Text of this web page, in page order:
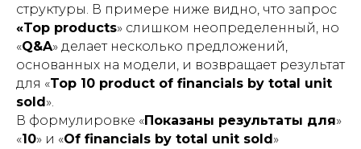
структуры. В примере ниже видно, что запрос
«Top products» слишком неопределенный, но
«Q&A» делает несколько предложений,
основанных на модели, и возвращает результат
для «Top 10 product of financials by total unit
sold ».
В формулировке «Показаны результаты для»
«10» и «Of financials by total unit sold »